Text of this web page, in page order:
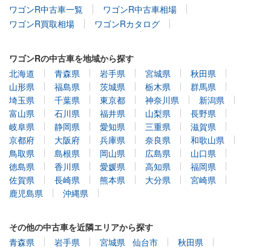
ワゴンR中古車一覧
ワゴンR中古車相場
ワゴンR買取相場
ワゴンRカタログ
ワゴンRの中古車を地域から探す
北海道
青森県 岩手県 宮城県
秋田県
山形県
福島県 茨城県 栃木県
群馬県
埼玉県
千葉県 東京都 神奈川県
新潟県
富山県
石川県 福井県 山梨県
長野県
岐阜県
静岡県 愛知県 三重県
滋賀県
京都府
大阪府 兵庫県 奈良県
和歌山県
鳥取県
島根県 岡山県 広島県
山口県
徳島県
香川県 愛媛県 高知県
福岡県
佐賀県
長崎県 熊本県 大分県
宮崎県
鹿児島県
沖縄県
その他の中古車を近隣エリアから探す
青森県
岩手県 宮城県 仙台市
秋田県